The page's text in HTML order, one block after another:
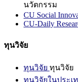
นวัตกรรม
CU Social
CU-Daily
ทุนวิจัย
ทุนวิจัย ทุนวิจัย
ทุนวิจัยในประเ